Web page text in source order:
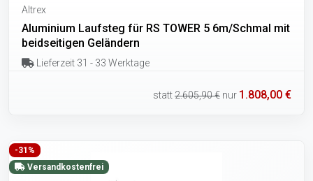
Altrex
Aluminium Laufsteg für RS TOWER 5 6m/Schmal mit
beidseitigen Geländern
Lieferzeit 31 - 33 Werktage
statt2.605,90 € nur 1.808,00 €
-31%
Versandkostenfrei